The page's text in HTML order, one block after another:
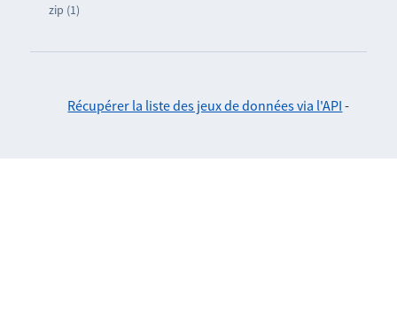
zip (1)
Récupérer la liste des jeux de données via l'API -